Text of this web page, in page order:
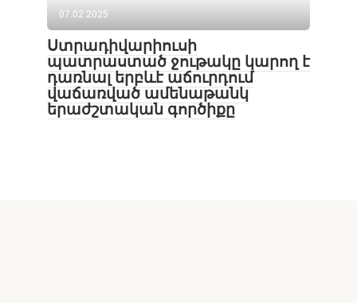
07.02.2025
Ստրադիվարիուսի
պատրաստած ջութակը կարող է
դառնալ երբևէ աճուրդում
վաճառված ամենաթանկ
երաժշտական ​​գործիքը